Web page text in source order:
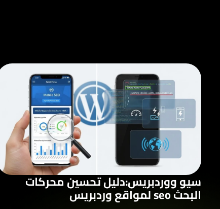
سيو ووردبريس:دليل تحسين محركات
البحث seo لمواقع وردبريس